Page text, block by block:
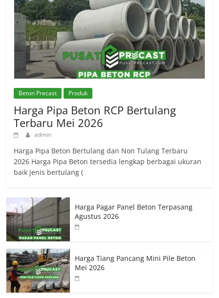
Beton Precast Produk
Harga Pipa Beton RCP Bertulang
Terbaru Mei 2026
admin
Harga Pipa Beton Bertulang dan Non Tulang Terbaru
2026 Harga Pipa Beton tersedia lengkap berbagai ukuran
baik jenis bertulang (
Harga Pagar Panel Beton Terpasang
Agustus 2026
Harga Tiang Pancang Mini Pile Beton
Mei 2026